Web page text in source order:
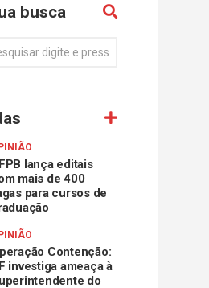
busca
lança editais
mais de 400
para cursos de
Contenção:
investiga ameaça à
do